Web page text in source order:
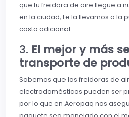
que tu freidora de aire llegue a
en la ciudad, te la llevamos a la
costo adicional.
3. El mejor y más
transporte de
Sabemos que las freidoras de
electrodomésticos pueden ser
por lo que en Aeropaq nos